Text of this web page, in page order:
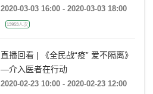
2020-03-03 16:00 - 2020-03-03 18:00
13953人次
直播回看 | 《全民战“疫” 爱不隔离》
—介入医者在行动
2020-02-23 10:00 - 2020-02-23 12:00